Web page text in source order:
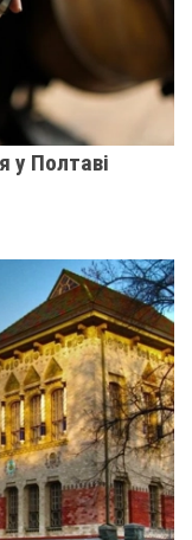
у Полтаві